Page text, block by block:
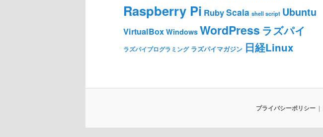
Raspberry Pi RubyScala shell script Ubuntu
VirtualBox Windows WordPress ラズパイ
ラズパイプログラミング ラズパイマガジン 日経Linux
プライバシーポリシー